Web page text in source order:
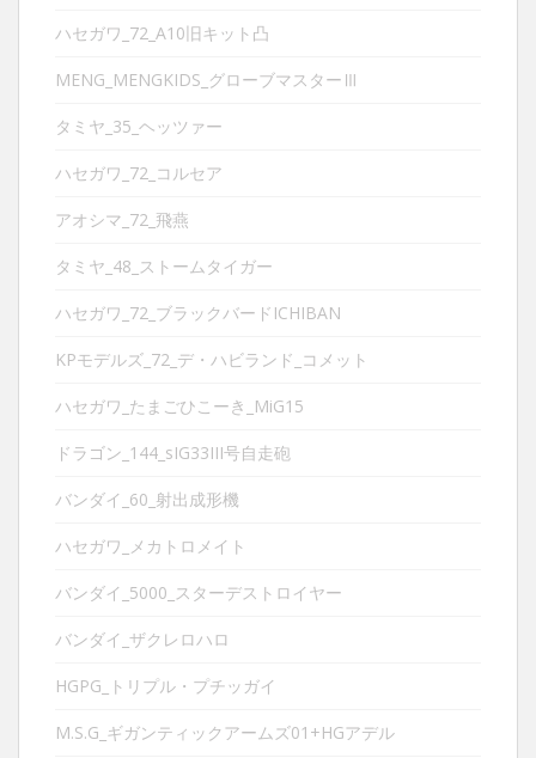
ハセガワ_72_A10旧キット凸
MENG_MENGKIDS_グローブマスターⅢ
タミヤ_35_ヘッツァー
ハセガワ_72_コルセア
アオシマ_72_飛燕
タミヤ_48_ストームタイガー
ハセガワ_72_ブラックバードICHIBAN
KPモデルズ_72_デ・ハビランド_コメット
ハセガワ_たまごひこーき_MiG15
ドラゴン_144_sIG33III号自走砲
バンダイ_60_射出成形機
ハセガワ_メカトロメイト
バンダイ_5000_スターデストロイヤー
バンダイ_ザクレロハロ
HGPG_トリプル・プチッガイ
M.S.G_ギガンティックアームズ01+HGアデル